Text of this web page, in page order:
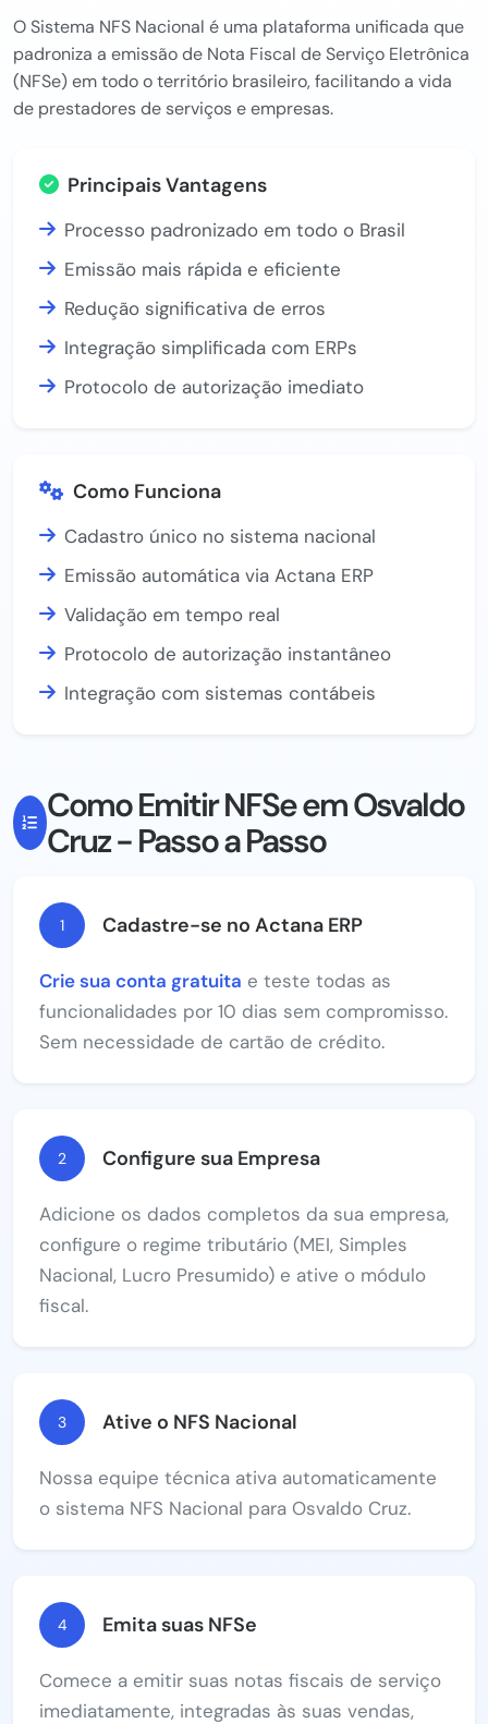
O Sistema NFS Nacional é uma plataforma unificada que
padroniza a emissão de Nota Fiscal de Serviço Eletrônica
(NFSe) em todo o território brasileiro, facilitando a vida
de prestadores de serviços e empresas.
Principais Vantagens
Processo padronizado em todo o Brasil
Emissão mais rápida e eficiente
Redução significativa de erros
Integração simplificada com ERPs
Protocolo de autorização imediato
Como Funciona
Cadastro único no sistema nacional
Emissão automática via Actana ERP
Validação em tempo real
Protocolo de autorização instantâneo
Integração com sistemas contábeis
Como Emitir NFSe em Osvaldo
Cruz - Passo a Passo
1 Cadastre-se no Actana ERP
Crie sua conta gratuita e teste todas as
funcionalidades por 10 dias sem compromisso.
Sem necessidade de cartão de crédito.
2 Configure sua Empresa
Adicione os dados completos da sua empresa,
configure o regime tributário (MEI, Simples
Nacional, Lucro Presumido) e ative o módulo
fiscal.
3 Ative o NFS Nacional
Nossa equipe técnica ativa automaticamente
o sistema NFS Nacional para Osvaldo Cruz.
4 Emita suas NFSe
Comece a emitir suas notas fiscais de serviço
imediatamente, integradas às suas vendas,